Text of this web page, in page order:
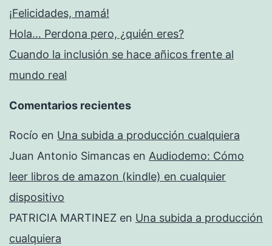
¡Felicidades, mamá!
Hola… Perdona pero, ¿quién eres?
Cuando la inclusión se hace añicos frente al
mundo real
Comentarios recientes
Rocío en Una subida a producción cualquiera
Juan Antonio Simancas en Audiodemo: Cómo
leer libros de amazon (kindle) en cualquier
dispositivo
PATRICIA MARTINEZ en Una subida a producción
cualquiera